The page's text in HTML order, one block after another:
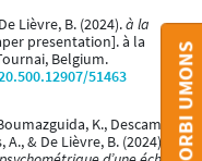
Lièvre, B. (2024).à la
presentation]. à la
Belgium.
51463
K., Descamps,
& De Lièvre, B. (2024).